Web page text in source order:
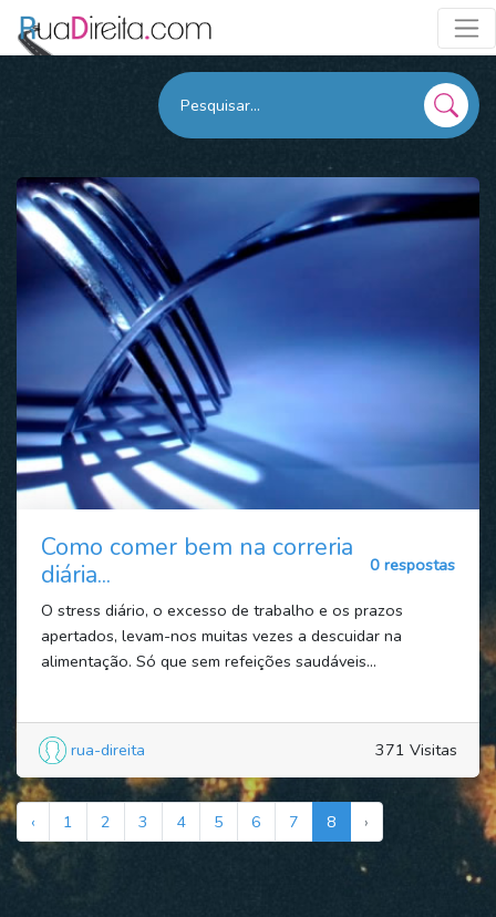
Como comer bem na correria
diária...
0 respostas
O stress diário, o excesso de trabalho e os prazos
apertados, levam-nos muitas vezes a descuidar na
alimentação. Só que sem refeições saudáveis...
rua-direita 371 Visitas
‹ 1 2 3 4 5 6 7 8 ›